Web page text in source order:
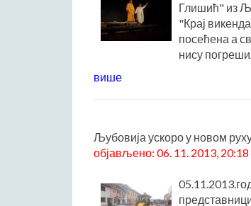
Глишић" из
"Крај
посећена а
нису
више
Љубовија ускоро у новом
објављено: 06. 11. 2013, 20:18